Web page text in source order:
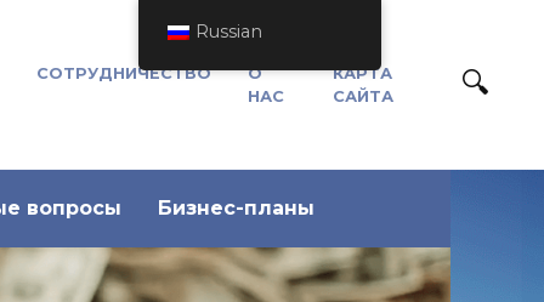
СОТРУДНИЧЕСТВО
О
НАС
КАРТА
САЙТА
вопросы Бизнес-планы
Russian